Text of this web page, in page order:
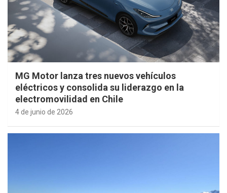
MG Motor lanza tres nuevos vehículos
eléctricos y consolida su liderazgo en la
electromovilidad en Chile
4 de junio de 2026